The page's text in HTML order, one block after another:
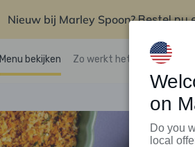
Nieuw bij Marley Spoon?Bestel nu
Menu bekijken Zo werkt het
on
Do you
local